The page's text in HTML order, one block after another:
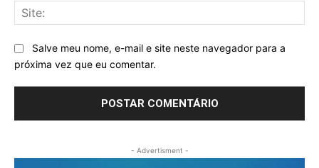
Salve meu nome, e-mail e site neste navegador para a
próxima vez que eu comentar.
- Advertisment -